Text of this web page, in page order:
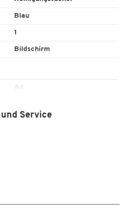
Blau
1
Bildschirm
A4
Service